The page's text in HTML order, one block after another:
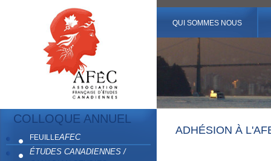
QUI SOMMES NOUS
COLLOQUE ANNUEL
FEUILLEAFEC
ÉTUDES CANADIENNES /
ADHÉSION À